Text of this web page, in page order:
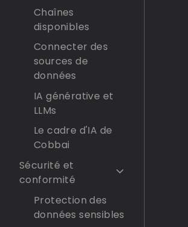
Chaînes
disponibles
Connecter des
sources de
données
IA générative et
LLMs
Le cadre d'IA de
Cobbai
Sécurité et
conformité
Protection des
données sensibles